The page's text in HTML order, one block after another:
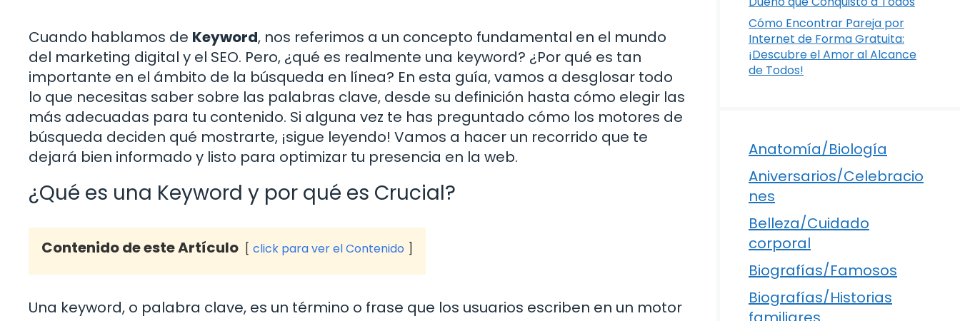
Cuando hablamos de Keyword, nos referimos a un concepto fundamental en el mundo
del marketing digital y el SEO. Pero, ¿qué es realmente una keyword? ¿Por qué es tan
importante en el ámbito de la búsqueda en línea? En esta guía, vamos a desglosar todo
lo que necesitas saber sobre las palabras clave, desde su definición hasta cómo elegir las
más adecuadas para tu contenido. Si alguna vez te has preguntado cómo los motores de
búsqueda deciden qué mostrarte, ¡sigue leyendo! Vamos a hacer un recorrido que te
dejará bien informado y listo para optimizar tu presencia en la web.
¿Qué es una Keyword y por qué es Crucial?
Contenido de este Artículo click para ver el Contenido
Una keyword, o palabra clave, es un término o frase que los usuarios escriben en un motor
Cómo Encontrar Pareja por
Internet de Forma Gratuita:
¡Descubre el Amor al Alcance
de Todos!
Anatomía/Biología
Aniversarios/Celebracio
nes
Belleza/Cuidado
corporal
Biografías/Famosos
Biografías/Historias